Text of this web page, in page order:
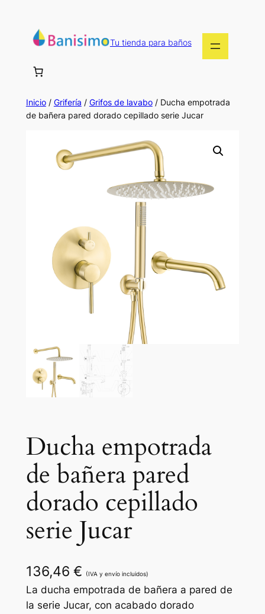
contenido
Tu tienda para baños
Inicio/ Grifería / Grifos de lavabo/ Ducha empotrada
de bañera pared dorado cepillado serie Jucar
Ducha empotrada
de bañera pared
dorado cepillado
serie Jucar
136,46 € (IVA y envío incluidos)
La ducha empotrada de bañera a pared de
la serie Jucar, con acabado dorado